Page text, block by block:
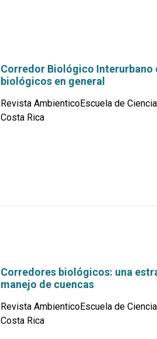
Corredor Biológico Interurbano
biológicos en general
Revista AmbienticoEscuela de
Costa Rica
Corredores biológicos: una
manejo de cuencas
Revista AmbienticoEscuela de
Costa Rica